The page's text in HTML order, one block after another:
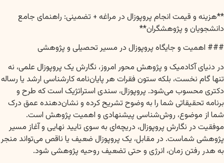
**هزینه و قیمت انجام پروپوزال در مراغه + تضمینی: راهنمای جامع
دانشجویان و پژوهشگران**
### اهمیت و جایگاه پروپوزال در مسیر تحصیلی و پژوهشی
در دنیای آکادمیک و پژوهش محور امروز، نگارش یک پروپوزال علمی، نه
تنها گام نخست، بلکه ستون فقرات هر پایان‌نامه کارشناسی ارشد یا رساله
دکتری محسوب می‌شود. پروپوزال، سندی استراتژیک است که طرح و
برنامه تحقیقاتی شما را به وضوح تشریح کرده و نشان‌دهنده عمق درک
شما از موضوع، روش‌شناسی پیشنهادی و اهمیت پژوهش است.
موفقیت در نگارش پروپوزال، دریچه‌ای به سوی تایید نهایی و آغاز مسیر
پژوهشی شماست. در مقابل، یک پروپوزال ضعیف یا ناقص می‌تواند منجر
به هدر رفتن زمان، انرژی و حتی تضعیف روحیه پژوهشی شود.